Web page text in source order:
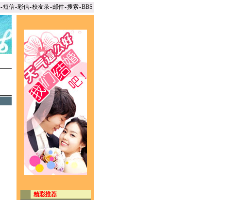
-短信-彩信-校友录-邮件-搜索-BBS